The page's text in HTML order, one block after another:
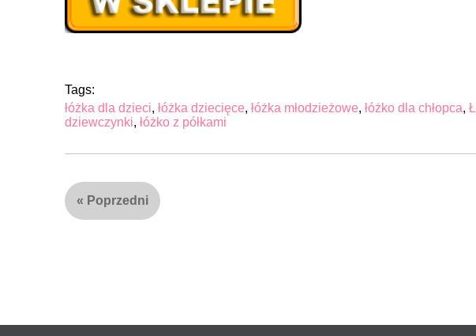
Tags:
łóżka dla dzieci, łóżka dziecięce, łóżka młodzieżowe, łóżko dla chłopca,
dziewczynki, łóżko z półkami
« Poprzedni